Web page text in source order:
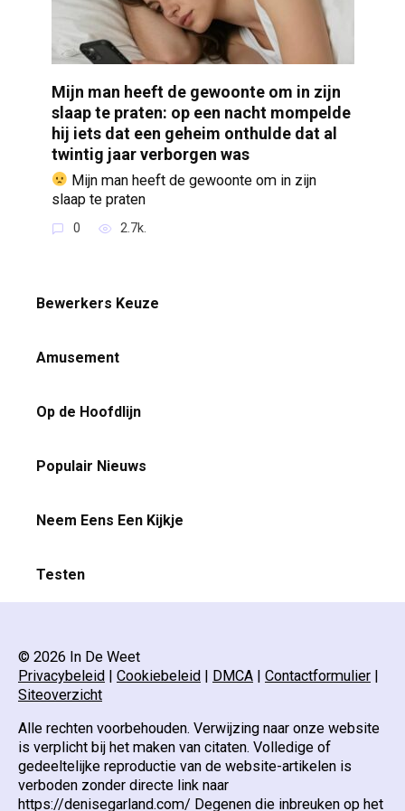
Mijn man heeft de gewoonte om in zijn
slaap te praten: op een nacht mompelde
hij iets dat een geheim onthulde dat al
twintig jaar verborgen was
Mijn man heeft de gewoonte om in zijn
slaap te praten
0 2.7k.
Bewerkers Keuze
Amusement
Op de Hoofdlijn
Populair Nieuws
Neem Eens Een Kijkje
Testen
© 2026 In De Weet
Privacybeleid | Cookiebeleid | DMCA | Contactformulier |
Siteoverzicht
Alle rechten voorbehouden. Verwijzing naar onze website
is verplicht bij het maken van citaten. Volledige of
gedeeltelijke reproductie van de website-artikelen is
verboden zonder directe link naar
https://denisegarland.com/ Degenen die inbreuken op het